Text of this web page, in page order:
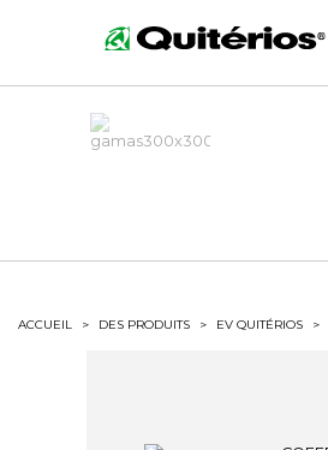
ACCUEIL > DES PRODUITS > EV QUITÉRIOS >